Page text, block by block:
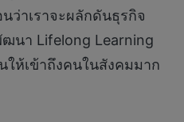
ว่าเราจะผลักดันธุรกิจ
นา Lifelong Learning
ให้เข้าถึงคนในสังคมมาก